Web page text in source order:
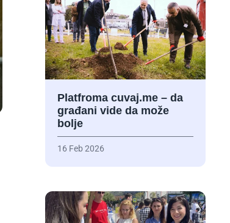
Platfroma cuvaj.me – da
građani vide da može
bolje
16 Feb 2026